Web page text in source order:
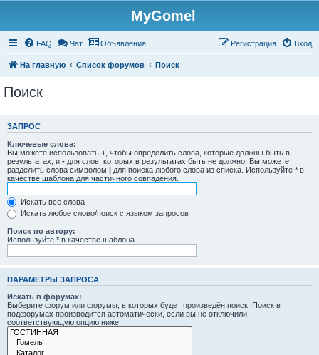
MyGomel
FAQ Чат Объявления Вход
Регистрация
На главную Список форумов Поиск
Поиск
ЗАПРОС
Ключевые слова:
Вы можете использовать + , чтобы определить слова, которые должны быть в
результатах, и - для слов, которых в результатах быть не должно. Вы можете
разделить слова символом | для поиска любого слова из списка. Используйте * в
качестве шаблона для частичного совпадения.
Искать все слова
Искать любое слово/поиск с языком запросов
Поиск по автору:
Используйте * в качестве шаблона.
ПАРАМЕТРЫ ЗАПРОСА
Искать в форумах:
Выберите форум или форумы, в которых будет произведён поиск. Поиск в
подфорумах производится автоматически, если вы не отключили
соответствующую опцию ниже.